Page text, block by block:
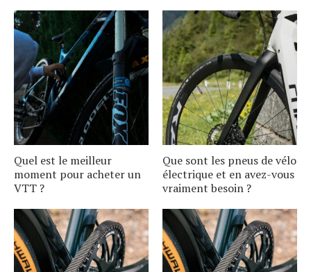
Quel est le meilleur
moment pour acheter un
VTT ?
Que sont les pneus de vélo
électrique et en avez-vous
vraiment besoin ?